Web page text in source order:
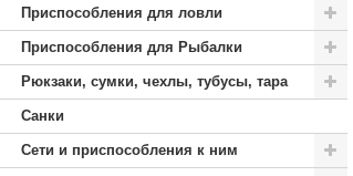
Приспособления для ловли
Приспособления для Рыбалки
Рюкзаки, сумки, чехлы, тубусы, тара
Санки
Сети и приспособления к ним